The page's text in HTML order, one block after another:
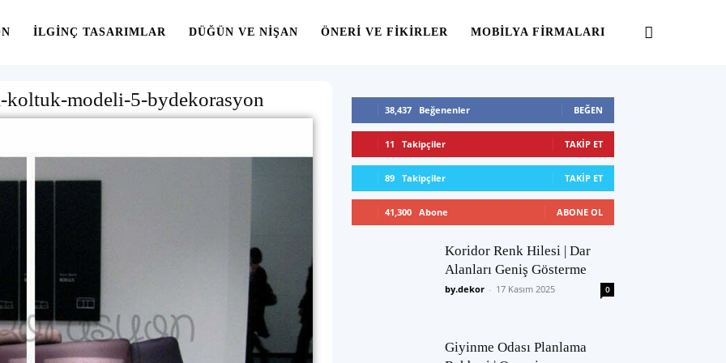
İLGINÇ TASARIMLAR DÜĞÜN VE NIŞAN ÖNERI VE FIKIRLER MOBILYA FIRMALARI
koltuk-modeli-5-bydekorasyon 38,437 Beğenenler BEĞEN
11 Takipçiler TAKIP ET
89 Takipçiler TAKIP ET
41,300 Abone ABONE OL
Koridor Renk Hilesi | Dar
Alanları Geniş Gösterme
by.dekor - 17 Kasım 2025 0
Giyinme Odası Planlama